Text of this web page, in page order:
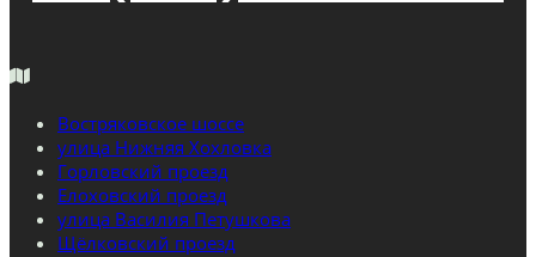
Востряковское шоссе
улица Нижняя Хохловка
Горловский проезд
Елоховский проезд
улица Василия Петушкова
Щёлковский проезд